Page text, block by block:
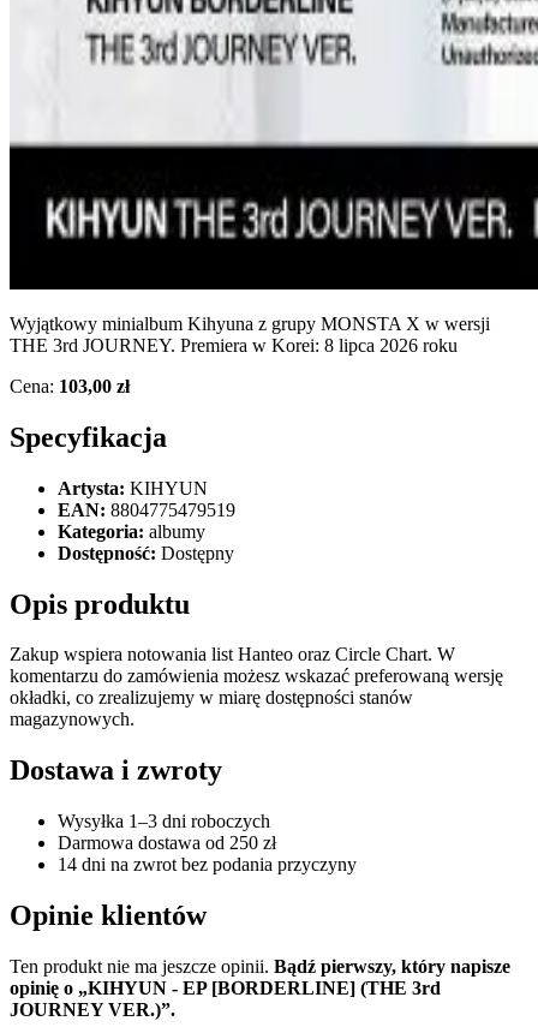
Wyjątkowy minialbum Kihyuna z grupy MONSTA X w wersji
THE 3rd JOURNEY. Premiera w Korei: 8 lipca 2026 roku
Cena: 103,00 zł
Specyfikacja
Artysta: KIHYUN
EAN: 8804775479519
Kategoria: albumy
Dostępność: Dostępny
Opis produktu
Zakup wspiera notowania list Hanteo oraz Circle Chart. W
komentarzu do zamówienia możesz wskazać preferowaną wersję
okładki, co zrealizujemy w miarę dostępności stanów
magazynowych.
Dostawa i zwroty
Wysyłka 1–3 dni roboczych
Darmowa dostawa od 250 zł
14 dni na zwrot bez podania przyczyny
Opinie klientów
Ten produkt nie ma jeszcze opinii. Bądź pierwszy, który napisze
opinię o „KIHYUN - EP [BORDERLINE] (THE 3rd
JOURNEY VER.)”.